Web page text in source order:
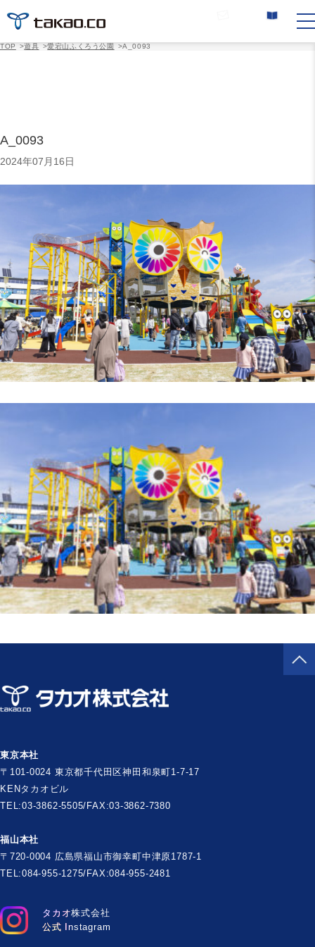
TOP >遊具 >愛宕山ふくろう公園 >A_0093
A_0093
2024年07月16日
タカオ株式会社
公式 Instagram
東京本社
〒101-0024 東京都千代田区神田和泉町1-7-17
KENタカオビル
TEL:03-3862-5505/FAX:03-3862-7380
福山本社
〒720-0004 広島県福山市御幸町中津原1787-1
TEL:084-955-1275/FAX:084-955-2481